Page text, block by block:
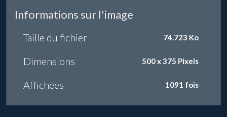
Informations sur l'image
Taille du fichier 74.723 Ko
Dimensions 500 x 375 Pixels
Affichées 1091 fois